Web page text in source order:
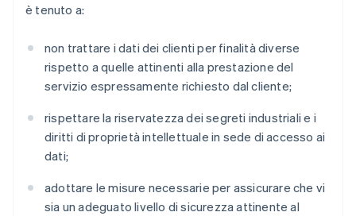
è tenuto a:
non trattare i dati dei clienti per finalità diverse
rispetto a quelle attinenti alla prestazione del
servizio espressamente richiesto dal cliente;
rispettare la riservatezza dei segreti industriali e i
diritti di proprietà intellettuale in sede di accesso ai
dati;
adottare le misure necessarie per assicurare che vi
sia un adeguato livello di sicurezza attinente al